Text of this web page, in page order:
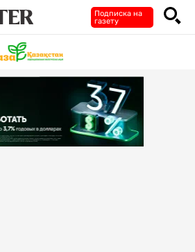
Подписка на
газету